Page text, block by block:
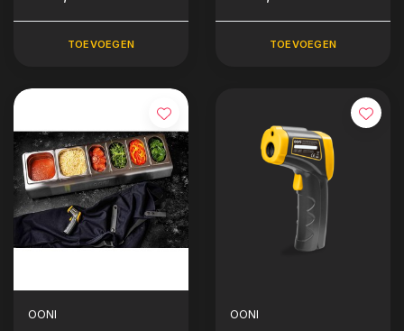
TOEVOEGEN TOEVOEGEN
OONI OONI